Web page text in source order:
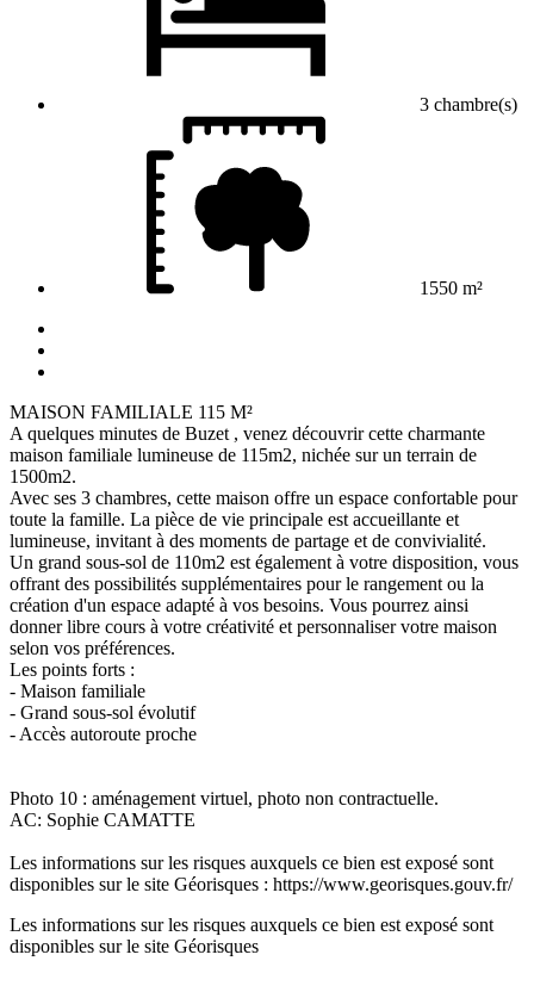
3 chambre(s)
1550 m²
MAISON FAMILIALE 115 M²
A quelques minutes de Buzet , venez découvrir cette charmante
maison familiale lumineuse de 115m2, nichée sur un terrain de
1500m2.
Avec ses 3 chambres, cette maison offre un espace confortable pour
toute la famille. La pièce de vie principale est accueillante et
lumineuse, invitant à des moments de partage et de convivialité.
Un grand sous-sol de 110m2 est également à votre disposition, vous
offrant des possibilités supplémentaires pour le rangement ou la
création d'un espace adapté à vos besoins. Vous pourrez ainsi
donner libre cours à votre créativité et personnaliser votre maison
selon vos préférences.
Les points forts :
- Maison familiale
- Grand sous-sol évolutif
- Accès autoroute proche
Photo 10 : aménagement virtuel, photo non contractuelle.
AC: Sophie CAMATTE
Les informations sur les risques auxquels ce bien est exposé sont
disponibles sur le site Géorisques : https://www.georisques.gouv.fr/
Les informations sur les risques auxquels ce bien est exposé sont
disponibles sur le site Géorisques